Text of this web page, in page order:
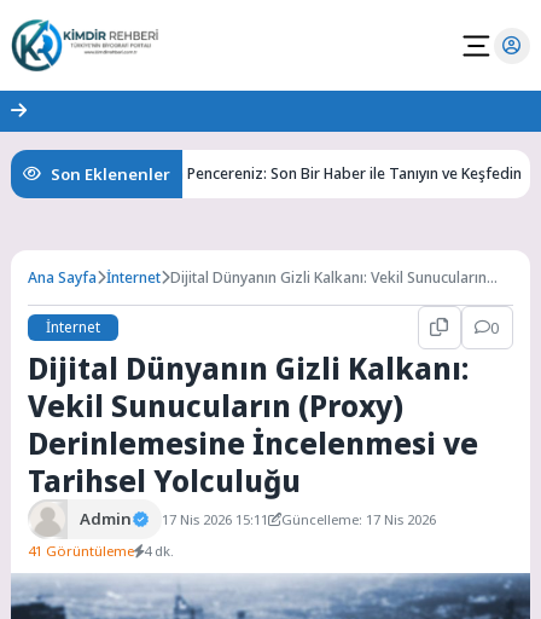
Son Eklenenler
Bilgiye Açılan Pencereniz: Son Bir Haber ile Tanıyın ve Keşfedin
Ana Sayfa İnternet Dijital Dünyanın Gizli Kalkanı: Vekil Sunucuların
İnternet 0
Dijital Dünyanın Gizli Kalkanı:
Vekil Sunucuların (Proxy)
Derinlemesine İncelenmesi ve
Tarihsel Yolculuğu
Admin 17 Nis 2026 15:11
Güncelleme: 17 Nis 2026
41 Görüntüleme 4 dk.